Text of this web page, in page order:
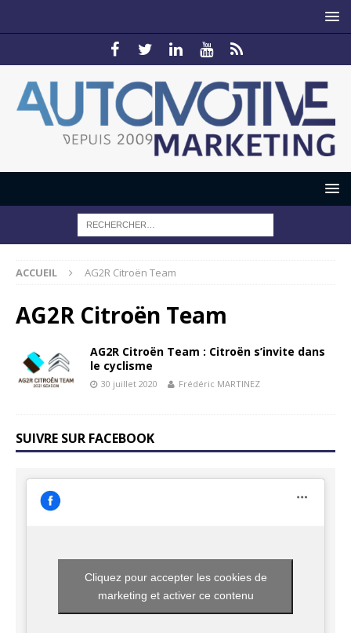
ACCUEIL AG2R Citroën Team
AG2R Citroën Team
AG2R Citroën Team : Citroën s’invite dans
le cyclisme
30 juillet 2020 Frédéric MARTINEZ
SUIVRE SUR FACEBOOK
Cliquez pour accepter les cookies de
marketing et activer ce contenu